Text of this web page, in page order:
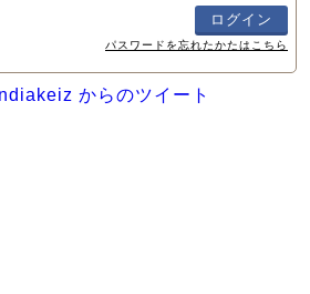
パスワードを忘れたかたはこちら
からのツイート